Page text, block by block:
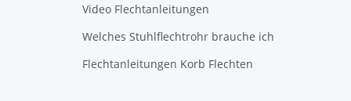
Video Flechtanleitungen
Welches Stuhlflechtrohr brauche ich
Flechtanleitungen Korb Flechten